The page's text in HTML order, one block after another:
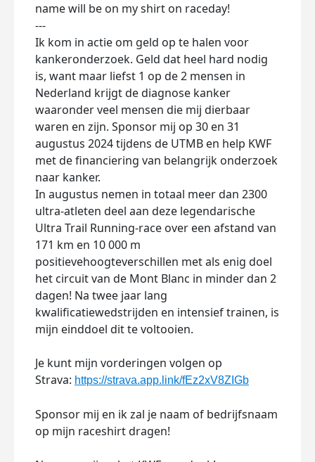
name will be on my shirt on raceday!
---
Ik kom in actie om geld op te halen voor
kankeronderzoek. Geld dat heel hard nodig
is, want maar liefst 1 op de 2 mensen in
Nederland krijgt de diagnose kanker
waaronder veel mensen die mij dierbaar
waren en zijn. Sponsor mij op 30 en 31
augustus 2024 tijdens de UTMB en help KWF
met de financiering van belangrijk onderzoek
naar kanker.
In augustus nemen in totaal meer dan 2300
ultra-atleten deel aan deze legendarische
Ultra Trail Running-race over een afstand van
171 km en 10 000 m
positievehoogteverschillen met als enig doel
het circuit van de Mont Blanc in minder dan 2
dagen! Na twee jaar lang
kwalificatiewedstrijden en intensief trainen, is
mijn einddoel dit te voltooien.
Je kunt mijn vorderingen volgen op
Strava: https://strava.app.link/fEz2xV8ZIGb
Sponsor mij en ik zal je naam of bedrijfsnaam
op mijn raceshirt dragen!